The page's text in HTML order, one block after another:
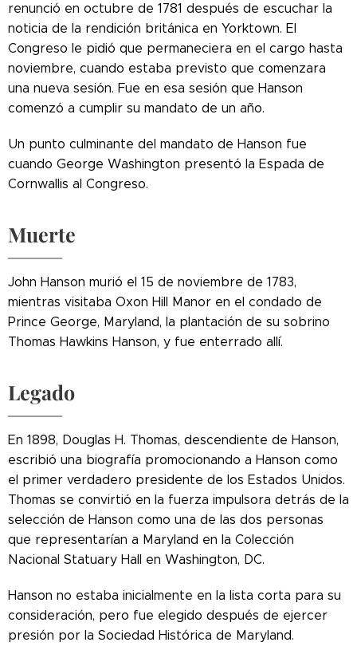
renunció en octubre de 1781 después de escuchar la
noticia de la rendición británica en Yorktown. El
Congreso le pidió que permaneciera en el cargo hasta
noviembre, cuando estaba previsto que comenzara
una nueva sesión. Fue en esa sesión que Hanson
comenzó a cumplir su mandato de un año.
Un punto culminante del mandato de Hanson fue
cuando George Washington presentó la Espada de
Cornwallis al Congreso.
Muerte
John Hanson murió el 15 de noviembre de 1783,
mientras visitaba Oxon Hill Manor en el condado de
Prince George, Maryland, la plantación de su sobrino
Thomas Hawkins Hanson, y fue enterrado allí.
Legado
En 1898, Douglas H. Thomas, descendiente de Hanson,
escribió una biografía promocionando a Hanson como
el primer verdadero presidente de los Estados Unidos.
Thomas se convirtió en la fuerza impulsora detrás de la
selección de Hanson como una de las dos personas
que representarían a Maryland en la Colección
Nacional Statuary Hall en Washington, DC.
Hanson no estaba inicialmente en la lista corta para su
consideración, pero fue elegido después de ejercer
presión por la Sociedad Histórica de Maryland.